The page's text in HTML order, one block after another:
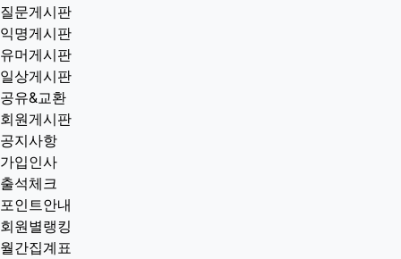
질문게시판
익명게시판
유머게시판
일상게시판
공유&교환
회원게시판
공지사항
가입인사
출석체크
포인트안내
회원별랭킹
월간집계표